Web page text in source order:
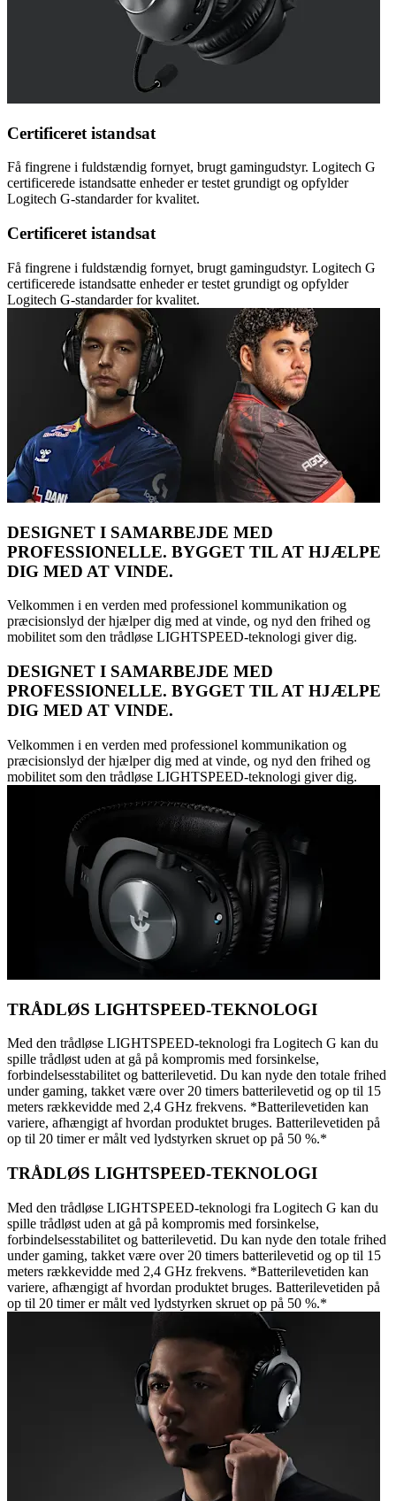
Certificeret istandsat
Få fingrene i fuldstændig fornyet, brugt gamingudstyr. Logitech G
certificerede istandsatte enheder er testet grundigt og opfylder
Logitech G-standarder for kvalitet.
Certificeret istandsat
Få fingrene i fuldstændig fornyet, brugt gamingudstyr. Logitech G
certificerede istandsatte enheder er testet grundigt og opfylder
Logitech G-standarder for kvalitet.
DESIGNET I SAMARBEJDE MED
PROFESSIONELLE. BYGGET TIL AT HJÆLPE
DIG MED AT VINDE.
Velkommen i en verden med professionel kommunikation og
præcisionslyd der hjælper dig med at vinde, og nyd den frihed og
mobilitet som den trådløse LIGHTSPEED-teknologi giver dig.
DESIGNET I SAMARBEJDE MED
PROFESSIONELLE. BYGGET TIL AT HJÆLPE
DIG MED AT VINDE.
Velkommen i en verden med professionel kommunikation og
præcisionslyd der hjælper dig med at vinde, og nyd den frihed og
mobilitet som den trådløse LIGHTSPEED-teknologi giver dig.
TRÅDLØS LIGHTSPEED-TEKNOLOGI
Med den trådløse LIGHTSPEED-teknologi fra Logitech G kan du
spille trådløst uden at gå på kompromis med forsinkelse,
forbindelsesstabilitet og batterilevetid. Du kan nyde den totale frihed
under gaming, takket være over 20 timers batterilevetid og op til 15
meters rækkevidde med 2,4 GHz frekvens. *Batterilevetiden kan
variere, afhængigt af hvordan produktet bruges. Batterilevetiden på
op til 20 timer er målt ved lydstyrken skruet op på 50 %.*
TRÅDLØS LIGHTSPEED-TEKNOLOGI
Med den trådløse LIGHTSPEED-teknologi fra Logitech G kan du
spille trådløst uden at gå på kompromis med forsinkelse,
forbindelsesstabilitet og batterilevetid. Du kan nyde den totale frihed
under gaming, takket være over 20 timers batterilevetid og op til 15
meters rækkevidde med 2,4 GHz frekvens. *Batterilevetiden kan
variere, afhængigt af hvordan produktet bruges. Batterilevetiden på
op til 20 timer er målt ved lydstyrken skruet op på 50 %.*